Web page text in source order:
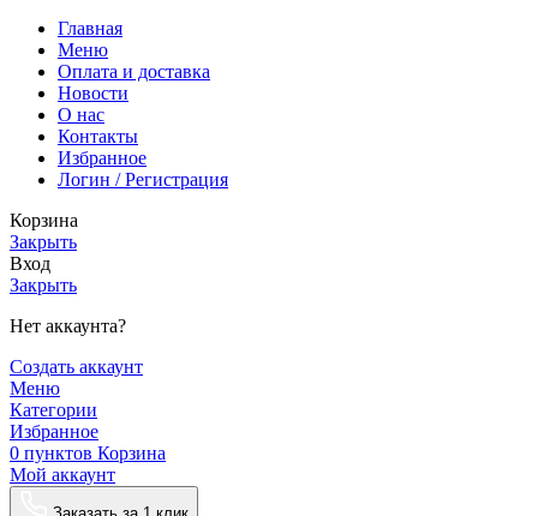
Главная
Меню
Оплата и доставка
Новости
О нас
Контакты
Избранное
Логин / Регистрация
Корзина
Закрыть
Вход
Закрыть
Нет аккаунта?
Создать аккаунт
Меню
Категории
Избранное
0 пунктов Корзина
Мой аккаунт